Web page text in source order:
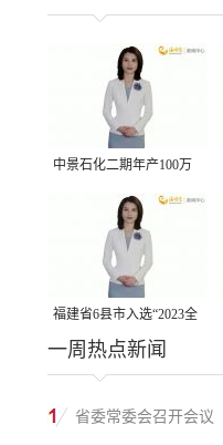
中景石化二期年产100万
吨丙烷脱氢项目建成中交
福建省6县市入选“2023全
国县域发展潜力百强县”
一周热点新闻
省委常委会召开会议